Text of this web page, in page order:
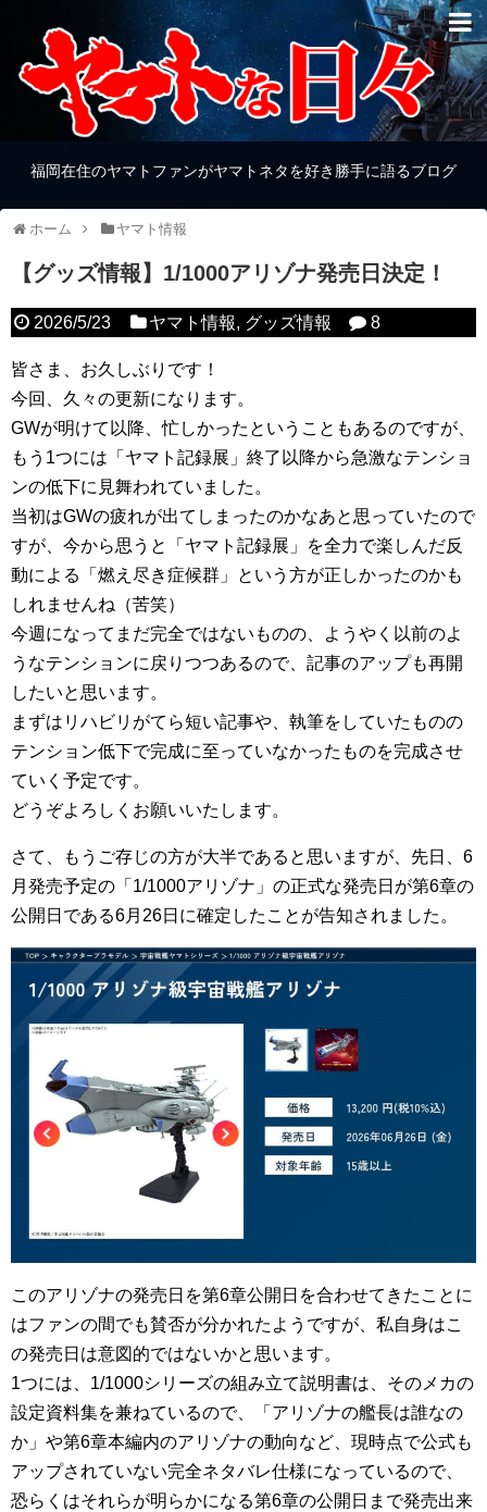
福岡在住のヤマトファンがヤマトネタを好き勝手に語るブログ
ホーム ヤマト情報
【グッズ情報】1/1000アリゾナ発売日決定！
2026/5/23 ヤマト情報, グッズ情報 8
皆さま、お久しぶりです！
今回、久々の更新になります。
GWが明けて以降、忙しかったということもあるのですが、
もう1つには「ヤマト記録展」終了以降から急激なテンショ
ンの低下に見舞われていました。
当初はGWの疲れが出てしまったのかなあと思っていたので
すが、今から思うと「ヤマト記録展」を全力で楽しんだ反
動による「燃え尽き症候群」という方が正しかったのかも
しれませんね（苦笑）
今週になってまだ完全ではないものの、ようやく以前のよ
うなテンションに戻りつつあるので、記事のアップも再開
したいと思います。
まずはリハビリがてら短い記事や、執筆をしていたものの
テンション低下で完成に至っていなかったものを完成させ
ていく予定です。
どうぞよろしくお願いいたします。
さて、もうご存じの方が大半であると思いますが、先日、6
月発売予定の「1/1000アリゾナ」の正式な発売日が第6章の
公開日である6月26日に確定したことが告知されました。
このアリゾナの発売日を第6章公開日を合わせてきたことに
はファンの間でも賛否が分かれたようですが、私自身はこ
の発売日は意図的ではないかと思います。
1つには、1/1000シリーズの組み立て説明書は、そのメカの
設定資料集を兼ねているので、「アリゾナの艦長は誰なの
か」や第6章本編内のアリゾナの動向など、現時点で公式も
アップされていない完全ネタバレ仕様になっているので、
恐らくはそれらが明らかになる第6章の公開日まで発売出来